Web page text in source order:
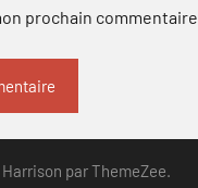
prochain commentaire.
par ThemeZee.